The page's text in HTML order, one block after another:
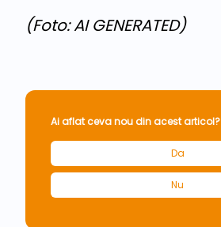
(Foto: AI GENERATED)
Ai aflat ceva nou din acest articol?
Da
Nu